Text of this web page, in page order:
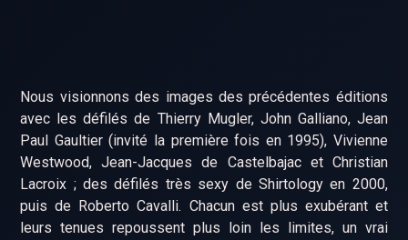
Nous visionnons des images des précédentes éditions
avec les défilés de Thierry Mugler, John Galliano, Jean
Paul Gaultier (invité la première fois en 1995), Vivienne
Westwood, Jean-Jacques de Castelbajac et Christian
Lacroix ; des défilés très sexy de Shirtology en 2000,
puis de Roberto Cavalli. Chacun est plus exubérant et
leurs tenues repoussent plus loin les limites, un vrai